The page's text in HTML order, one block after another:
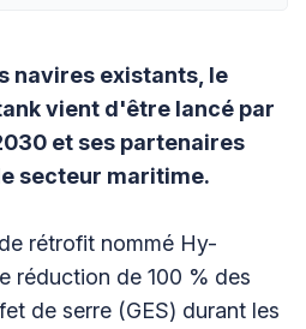
navires existants, le
vient d'être lancé par
et ses partenaires
secteur maritime.
rétrofit nommé Hy-
réduction de 100 % des
de serre (GES) durant les